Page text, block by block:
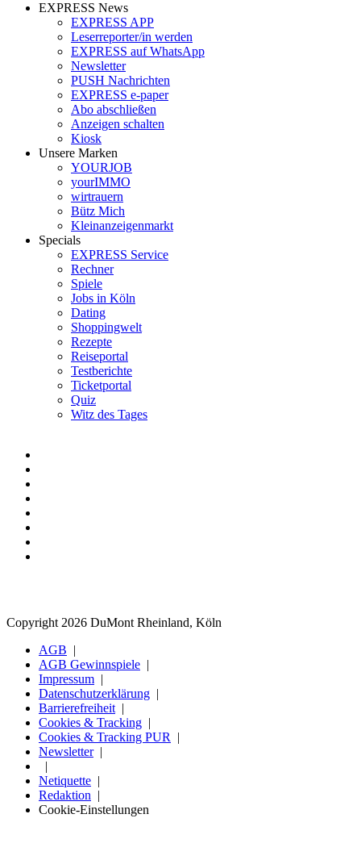
EXPRESS News
EXPRESS APP
Leserreporter/in werden
EXPRESS auf WhatsApp
Newsletter
PUSH Nachrichten
EXPRESS e-paper
Abo abschließen
Anzeigen schalten
Kiosk
Unsere Marken
YOURJOB
yourIMMO
wirtrauern
Bütz Mich
Kleinanzeigenmarkt
Specials
EXPRESS Service
Rechner
Spiele
Jobs in Köln
Dating
Shoppingwelt
Rezepte
Reiseportal
Testberichte
Ticketportal
Quiz
Witz des Tages
Copyright 2026 DuMont Rheinland, Köln
AGB
AGB Gewinnspiele
Impressum
Datenschutzerklärung
Barrierefreiheit
Cookies & Tracking
Cookies & Tracking PUR
Newsletter
Netiquette
Redaktion
Cookie-Einstellungen